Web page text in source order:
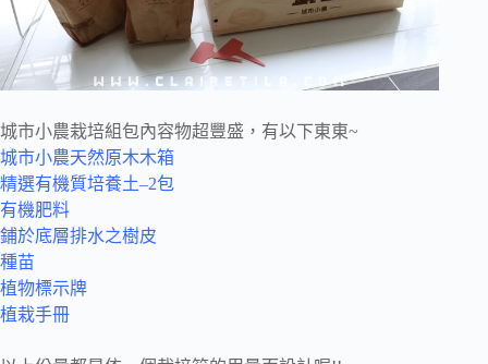
城市小農栽培組包內容物超豐盛，有以下東東~
城市小農天然原木木箱
精選有機質培養土–2包
有機肥料
鋪於底層排水之樹皮
種苗
植物標示牌
植栽手冊